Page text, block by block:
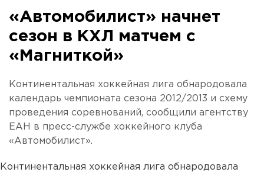
«Автомобилист» начнет
сезон в КХЛ матчем с
«Магниткой»
Континентальная хоккейная лига обнародовала
календарь чемпионата сезона 2012/2013 и схему
проведения соревнований, сообщили агентству
ЕАН в пресс-службе хоккейного клуба
«Автомобилист».
Континентальная хоккейная лига обнародовала